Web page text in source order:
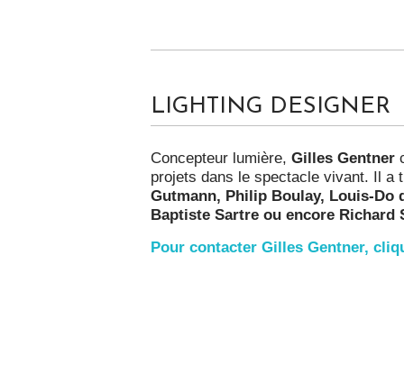
LIGHTING DESIGNER
Concepteur lumière, Gilles Gentner
projets dans le spectacle vivant. Il
Gutmann, Philip Boulay, Louis-Do
Baptiste Sartre ou encore Richard
Pour contacter Gilles Gentner,